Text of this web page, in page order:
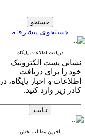
جستجوی پیشرفته
دریافت اطلاعات پایگاه
نشانی پست الکترونیک
خود را برای دریافت
اطلاعات و اخبار پایگاه، در
کادر زیر وارد کنید.
آخرین مطالب بخش